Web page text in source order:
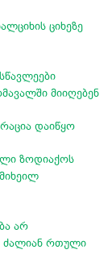
ციხეზე
მიიღებენ
დაიწყო
ზოდიაქოს
არ
ძალიან რთული